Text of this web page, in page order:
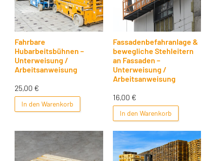
Fahrbare
Hubarbeitsbühnen –
Unterweisung /
Arbeitsanweisung
25,00 €
In den Warenkorb
Fassadenbefahranlage &
bewegliche Stehleitern
an Fassaden –
Unterweisung /
Arbeitsanweisung
16,00 €
In den Warenkorb